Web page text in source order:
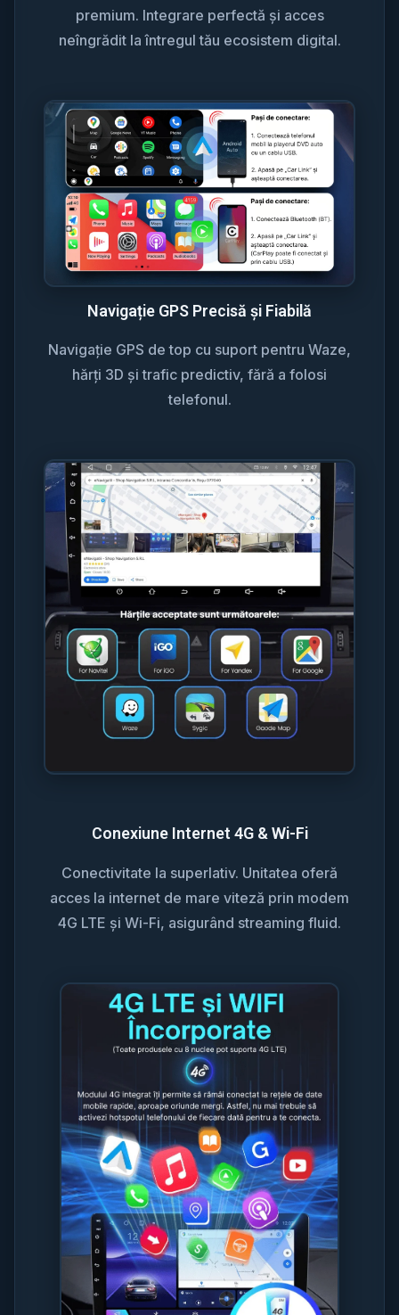
premium. Integrare perfectă și acces
neîngrădit la întregul tău ecosistem digital.
Navigație GPS Precisă și Fiabilă
Navigație GPS de top cu suport pentru Waze,
hărți 3D și trafic predictiv, fără a folosi
telefonul.
Conexiune Internet 4G & Wi-Fi
Conectivitate la superlativ. Unitatea oferă
acces la internet de mare viteză prin modem
4G LTE și Wi-Fi, asigurând streaming fluid.